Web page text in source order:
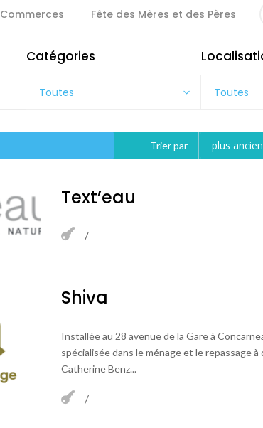
Commerces Fête des Mères et des Pères
Catégories
Toutes Toutes
Trier par plus
Text’eau
Shiva
Installée au 28 avenue de la Gare à
spécialisée dans le ménage et le repassage à
Catherine Benz...